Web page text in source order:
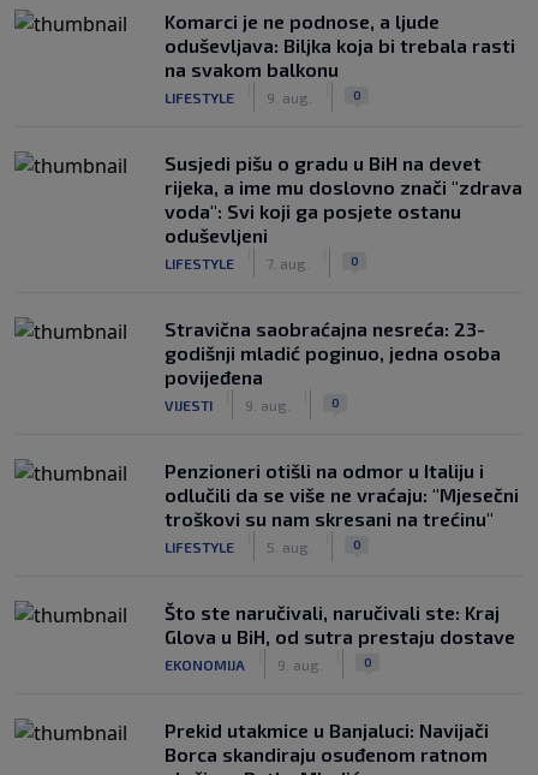
Komarci je ne podnose, a ljude
oduševljava: Biljka koja bi trebala rasti
na svakom balkonu
LIFESTYLE 9. aug. 0
Susjedi pišu o gradu u BiH na devet
rijeka, a ime mu doslovno znači "zdrava
voda": Svi koji ga posjete ostanu
oduševljeni
LIFESTYLE 7. aug. 0
Stravična saobraćajna nesreća: 23-
godišnji mladić poginuo, jedna osoba
povijeđena
VIJESTI 9. aug. 0
Penzioneri otišli na odmor u Italiju i
odlučili da se više ne vraćaju: "Mjesečni
troškovi su nam skresani na trećinu"
LIFESTYLE 5. aug. 0
Što ste naručivali, naručivali ste: Kraj
Glova u BiH, od sutra prestaju dostave
EKONOMIJA 9. aug. 0
Prekid utakmice u Banjaluci: Navijači
Borca skandiraju osuđenom ratnom